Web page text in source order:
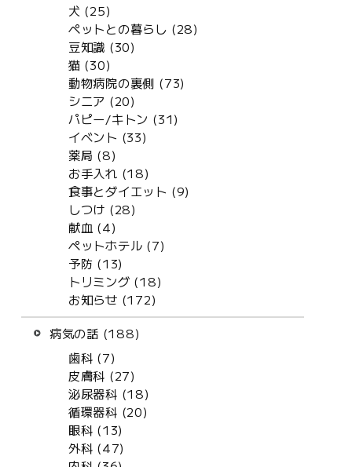
犬 (25)
ペットとの暮らし (28)
豆知識 (30)
猫 (30)
動物病院の裏側 (73)
シニア (20)
パピー/キトン (31)
イベント (33)
薬局 (8)
お手入れ (18)
食事とダイエット (9)
しつけ (28)
献血 (4)
ペットホテル (7)
予防 (13)
トリミング (18)
お知らせ (172)
病気の話 (188)
歯科 (7)
皮膚科 (27)
泌尿器科 (18)
循環器科 (20)
眼科 (13)
外科 (47)